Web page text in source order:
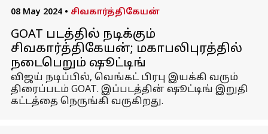
08 May 2024 • சிவகார்த்திகேயன்
GOAT படத்தில் நடிக்கும்
சிவகார்த்திகேயன்; மகாபலிபுரத்தில்
நடைபெறும் ஷூட்டிங்
விஜய் நடிப்பில், வெங்கட் பிரபு இயக்கி வரும்
திரைப்படம் GOAT. இப்படத்தின் ஷூட்டிங் இறுதி
கட்டத்தை நெருங்கி வருகிறது.